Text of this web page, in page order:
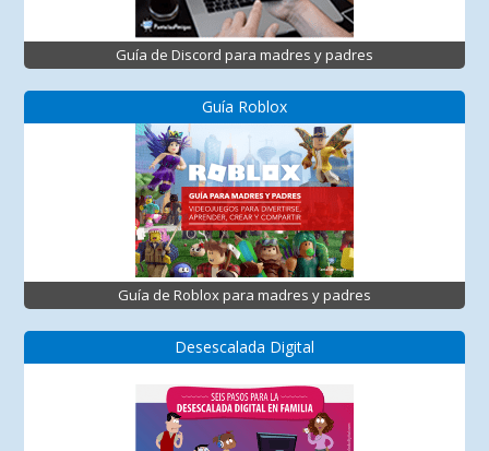
Guía de Discord para madres y padres
Guía Roblox
Guía de Roblox para madres y padres
Desescalada Digital